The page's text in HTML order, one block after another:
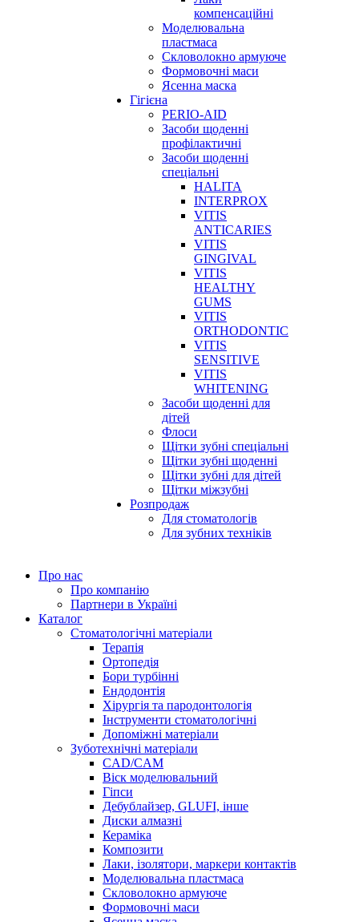
компенсаційні
Моделювальна
пластмаса
Скловолокно армуюче
Формовочні маси
Ясенна маска
Гігієна
PERIO-AID
Засоби щоденні
профілактичні
Засоби щоденні
спеціальні
HALITA
INTERPROX
VITIS
ANTICARIES
VITIS
GINGIVAL
VITIS
HEALTHY
GUMS
VITIS
ORTHODONTIC
VITIS
SENSITIVE
VITIS
WHITENING
Засоби щоденні для
дітей
Флоси
Щітки зубні спеціальні
Щітки зубні щоденні
Щітки зубні для дітей
Щітки міжзубні
Розпродаж
Для стоматологів
Для зубних техніків
Про нас
Про компанію
Партнери в Україні
Каталог
Стоматологічні матеріали
Терапія
Ортопедія
Бори турбінні
Ендодонтія
Хірургія та пародонтологія
Інструменти стоматологічні
Допоміжні матеріали
Зуботехнічні матеріали
CAD/CAM
Віск моделювальний
Гіпси
Дебублайзер, GLUFI, інше
Диски алмазні
Кераміка
Композити
Лаки, ізолятори, маркери контактів
Моделювальна пластмаса
Скловолокно армуюче
Формовочні маси